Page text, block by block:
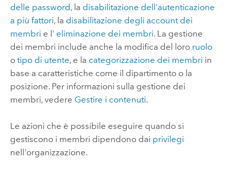
delle password, la disabilitazione dell'autenticazione
a più fattori, la disabilitazione degli account dei
membri e l' eliminazione dei membri. La gestione
dei membri include anche la modifica del loro ruolo
o tipo di utente, e la categorizzazione dei membri in
base a caratteristiche come il dipartimento o la
posizione. Per informazioni sulla gestione dei
membri, vedere Gestire i contenuti.
Le azioni che è possibile eseguire quando si
gestiscono i membri dipendono dai privilegi
nell'organizzazione.